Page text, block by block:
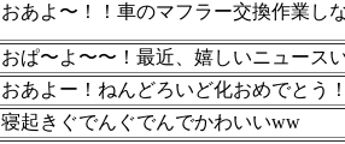
おあよ〜！！車のマフラー交換作業し
おぱ〜よ〜〜！最近、嬉しいニュース
おあよー！ねんどろいど化おめでとう！
寝起きぐでんぐでんでかわいいww